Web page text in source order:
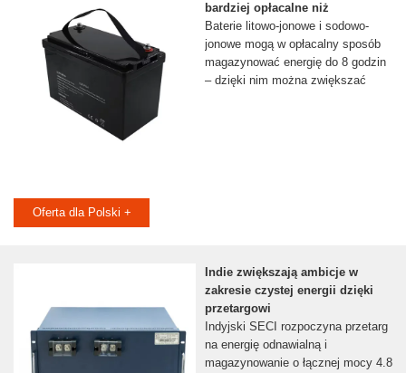
bardziej opłacalne niż
Baterie litowo-jonowe i sodowo-
jonowe mogą w opłacalny sposób
magazynować energię do 8 godzin
– dzięki nim można zwiększać
Oferta dla Polski +
Indie zwiększają ambicje w
zakresie czystej energii dzięki
przetargowi
Indyjski SECI rozpoczyna przetarg
na energię odnawialną i
magazynowanie o łącznej mocy 4.8